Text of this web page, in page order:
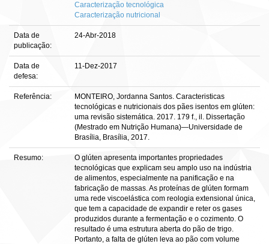
Caracterização tecnológica
Caracterização nutricional
Data de
publicação:
24-Abr-2018
Data de
defesa:
11-Dez-2017
Referência:
MONTEIRO, Jordanna Santos. Caracteristicas
tecnológicas e nutricionais dos pães isentos em glúten:
uma revisão sistemática. 2017. 179 f., il. Dissertação
(Mestrado em Nutrição Humana)—Universidade de
Brasília, Brasília, 2017.
Resumo:
O glúten apresenta importantes propriedades
tecnológicas que explicam seu amplo uso na indústria
de alimentos, especialmente na panificação e na
fabricação de massas. As proteínas de glúten formam
uma rede viscoelástica com reologia extensional única,
que tem a capacidade de expandir e reter os gases
produzidos durante a fermentação e o cozimento. O
resultado é uma estrutura aberta do pão de trigo.
Portanto, a falta de glúten leva ao pão com volume